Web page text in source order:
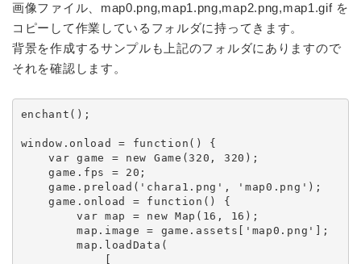
画像ファイル、map0.png,map1.png,map2.png,map1.gif を
コピーして作業しているフォルダに持ってきます。
背景を作成するサンプルも上記のフォルダにありますので
それを確認します。
enchant();
window.onload = function() {
    var game = new Game(320, 320);
    game.fps = 20;
    game.preload('chara1.png', 'map0.png');
    game.onload = function() {
        var map = new Map(16, 16);
        map.image = game.assets['map0.png'];
        map.loadData(